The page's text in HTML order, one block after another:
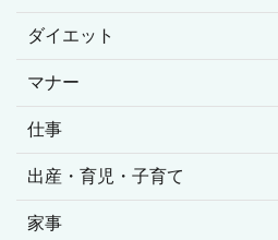
ダイエット
マナー
仕事
出産・育児・子育て
家事